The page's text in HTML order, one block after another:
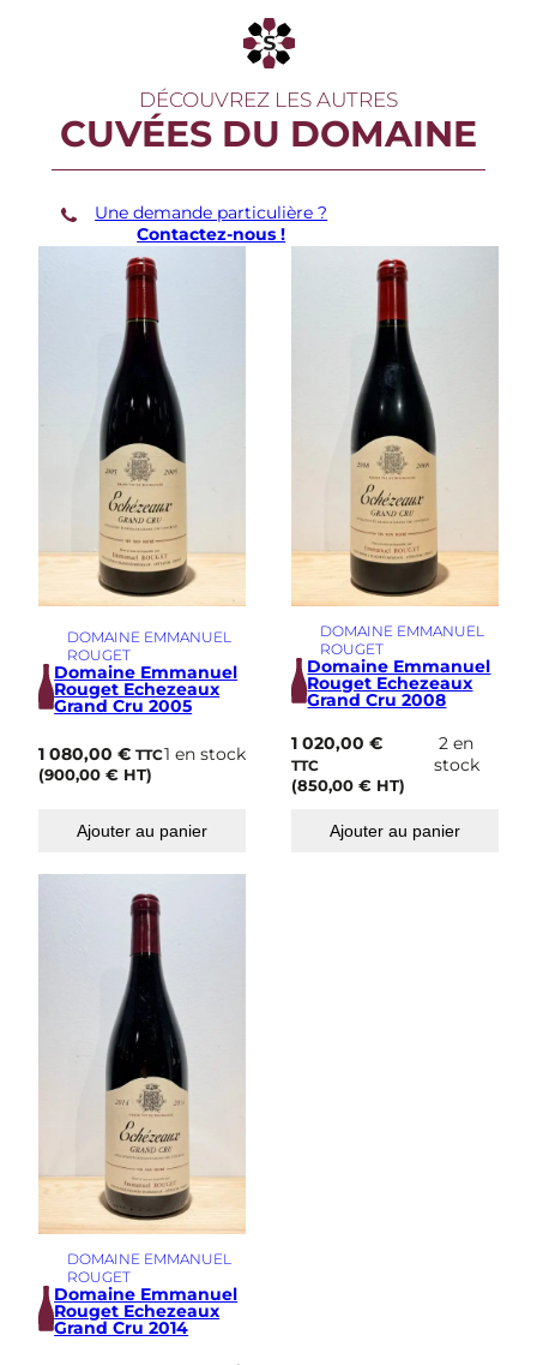
DÉCOUVREZ LES AUTRES
CUVÉES DU DOMAINE
Une demande particulière ?
Contactez-nous !
DOMAINE EMMANUEL
ROUGET
Domaine Emmanuel
Rouget Echezeaux
Grand Cru 2005
1 080,00€ TTC
(900,00€ HT)
1 en stock
Ajouter au panier
DOMAINE EMMANUEL
ROUGET
Domaine Emmanuel
Rouget Echezeaux
Grand Cru 2008
1 020,00€
TTC
(850,00€ HT)
2 en
stock
Ajouter au panier
DOMAINE EMMANUEL
ROUGET
Domaine Emmanuel
Rouget Echezeaux
Grand Cru 2014